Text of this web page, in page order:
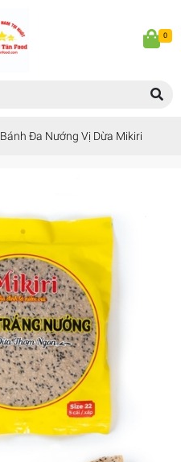
0
Bánh Đa Nướng Vị Dừa Mikiri